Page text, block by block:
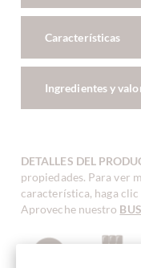
Características
Ingredientes y
DETALLES DEL
propiedades. Para ver
característica, haga
Aproveche nuestro